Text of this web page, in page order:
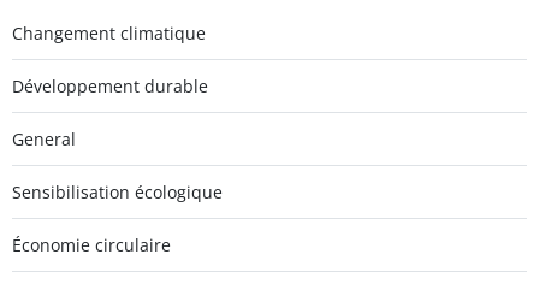
Changement climatique
Développement durable
General
Sensibilisation écologique
Économie circulaire